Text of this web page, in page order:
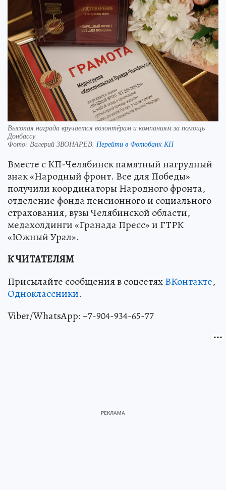
Высокая награда вручается волонтёрам и компаниям за помощь
Донбассу
Фото: Валерий ЗВОНАРЕВ. Перейти в Фотобанк КП
Вместе с КП-Челябинск памятный нагрудный
знак «Народный фронт. Все для Победы»
получили координаторы Народного фронта,
отделение фонда пенсионного и социального
страхования, вузы Челябинской области,
медахолдинги «Гранада Пресс» и ГТРК
«Южный Урал».
К ЧИТАТЕЛЯМ
Присылайте сообщения в соцсетяхВКонтакте,
Одноклассники.
Viber/WhatsApp: +7-904-934-65-77